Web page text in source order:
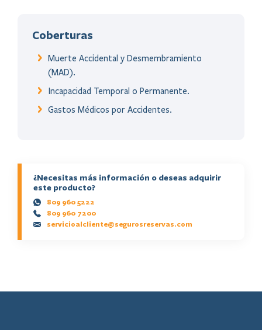
Coberturas
Muerte Accidental y Desmembramiento
(MAD).
Incapacidad Temporal o Permanente.
Gastos Médicos por Accidentes.
¿Necesitas más información o deseas adquirir
este producto?
809 960 5222
809 960 7200
servicioalcliente@segurosreservas.com